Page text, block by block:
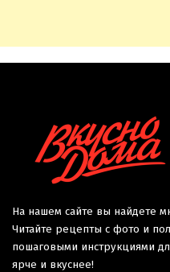
На нашем сайте вы найдете
Читайте рецепты с фото и
пошаговыми инструкциями
ярче и вкуснее!